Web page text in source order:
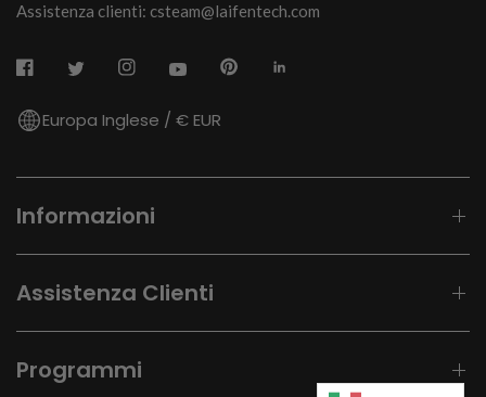
Assistenza clienti: csteam@laifentech.com
Europa Inglese / € EUR
Informazioni
Assistenza Clienti
Programmi